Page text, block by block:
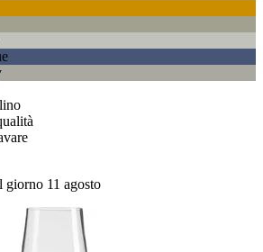
giorno 11 agosto